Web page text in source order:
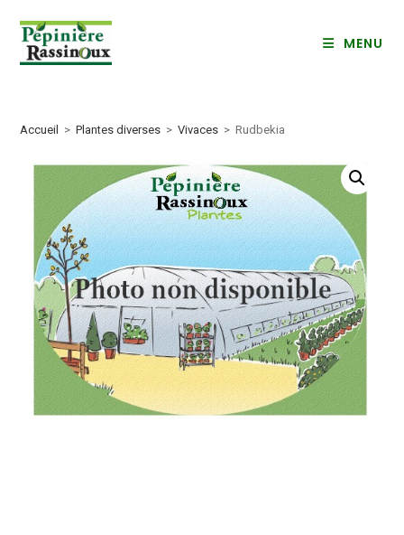
content
MENU
Accueil > Plantes diverses > Vivaces > Rudbekia